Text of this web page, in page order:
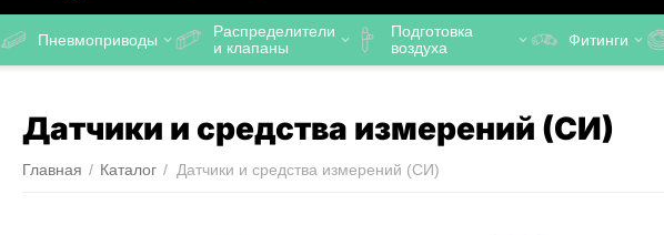
Пневмоприводы
Распределители
и клапаны
Подготовка
воздуха
Фитинги
Датчики и средства измерений (СИ)
Главная / Каталог / Датчики и средства измерений (СИ)